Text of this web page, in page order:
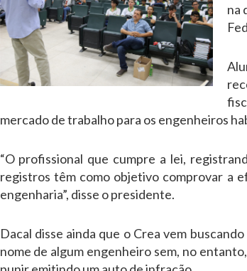
na
mercado de trabalho para os engenheiros
“O profissional que cumpre a lei,
registros têm como objetivo comprovar a
engenharia”, disse o presidente.
Dacal disse ainda que o Crea vem
nome de algum engenheiro sem, no